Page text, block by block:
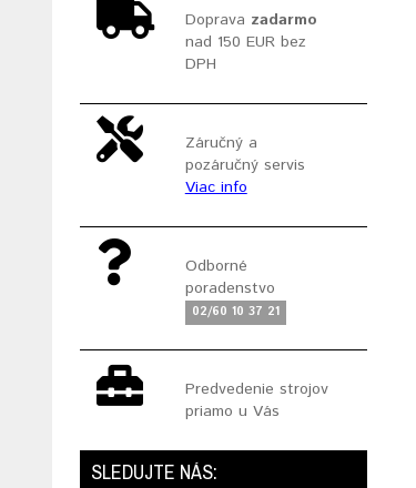
Doprava zadarmo
nad 150 EUR bez
DPH
Záručný a
pozáručný servis
Viac info
Odborné
poradenstvo
02/60 10 37 21
Predvedenie strojov
priamo u Vás
SLEDUJTE NÁS: